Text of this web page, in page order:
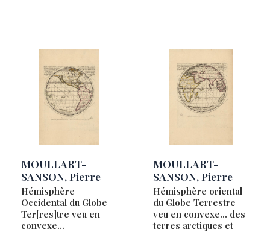
MOULLART-
SANSON, Pierre
Hémisphère
Occidental du Globe
Ter[res]tre veu en
convexe…
MOULLART-
SANSON, Pierre
Hémisphère oriental
du Globe Terrestre
veu en convexe… des
terres arctiques et